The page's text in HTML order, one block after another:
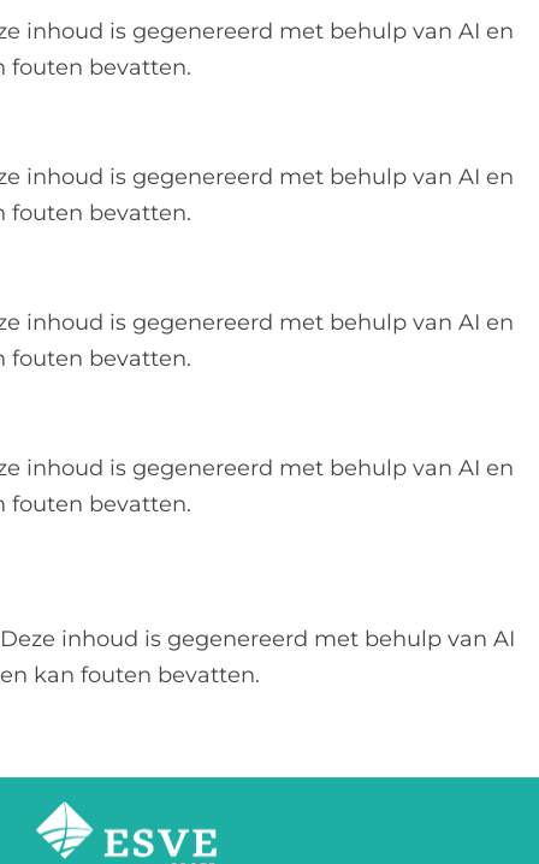
inhoud is gegenereerd met behulp van AI en
fouten bevatten.
inhoud is gegenereerd met behulp van AI en
fouten bevatten.
inhoud is gegenereerd met behulp van AI en
fouten bevatten.
inhoud is gegenereerd met behulp van AI en
fouten bevatten.
Deze inhoud is gegenereerd met behulp van AI
en kan fouten bevatten.